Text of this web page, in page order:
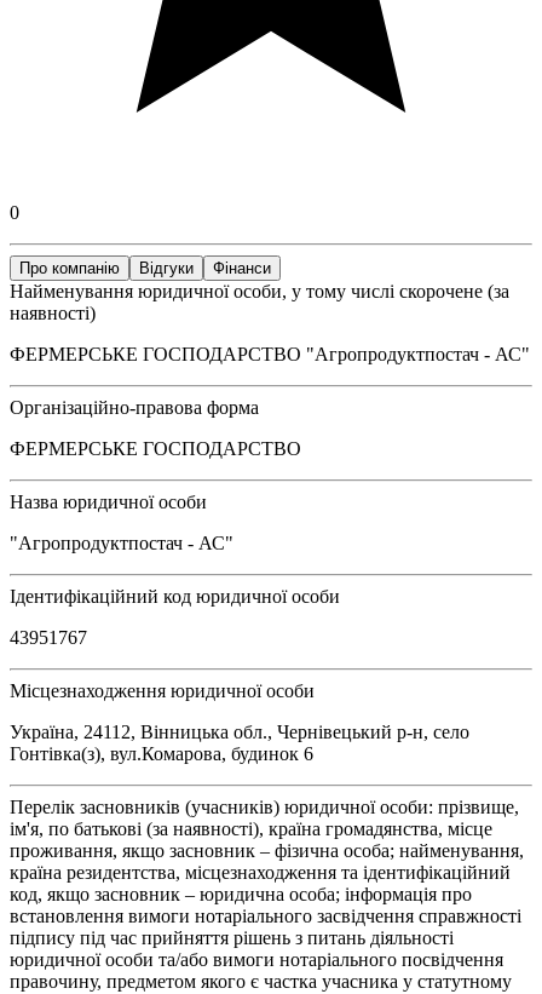
0
Про компанію Відгуки Фінанси
Найменування юридичної особи, у тому числі скорочене (за
наявності)
ФЕРМЕРСЬКЕ ГОСПОДАРСТВО "Агропродуктпостач - АС"
Організаційно-правова форма
ФЕРМЕРСЬКЕ ГОСПОДАРСТВО
Назва юридичної особи
"Агропродуктпостач - АС"
Ідентифікаційний код юридичної особи
43951767
Місцезнаходження юридичної особи
Україна, 24112, Вінницька обл., Чернівецький р-н, село
Гонтівка(з), вул.Комарова, будинок 6
Перелік засновників (учасників) юридичної особи: прізвище,
ім'я, по батькові (за наявності), країна громадянства, місце
проживання, якщо засновник – фізична особа; найменування,
країна резидентства, місцезнаходження та ідентифікаційний
код, якщо засновник – юридична особа; інформація про
встановлення вимоги нотаріального засвідчення справжності
підпису під час прийняття рішень з питань діяльності
юридичної особи та/або вимоги нотаріального посвідчення
правочину, предметом якого є частка учасника у статутному